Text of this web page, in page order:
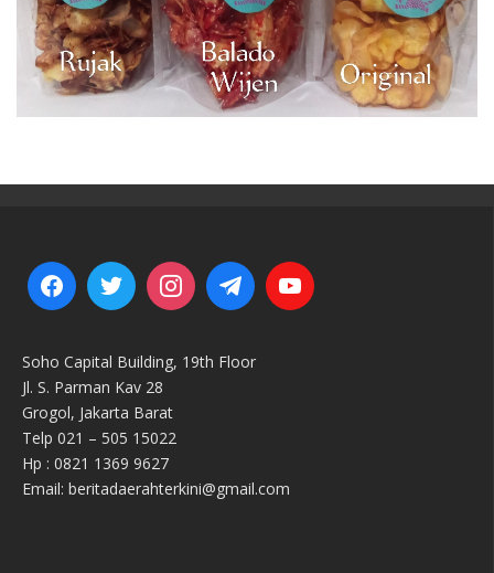
Soho Capital Building, 19th Floor
Jl. S. Parman Kav 28
Grogol, Jakarta Barat
Telp 021 – 505 15022
Hp : 0821 1369 9627
Email: beritadaerahterkini@gmail.com